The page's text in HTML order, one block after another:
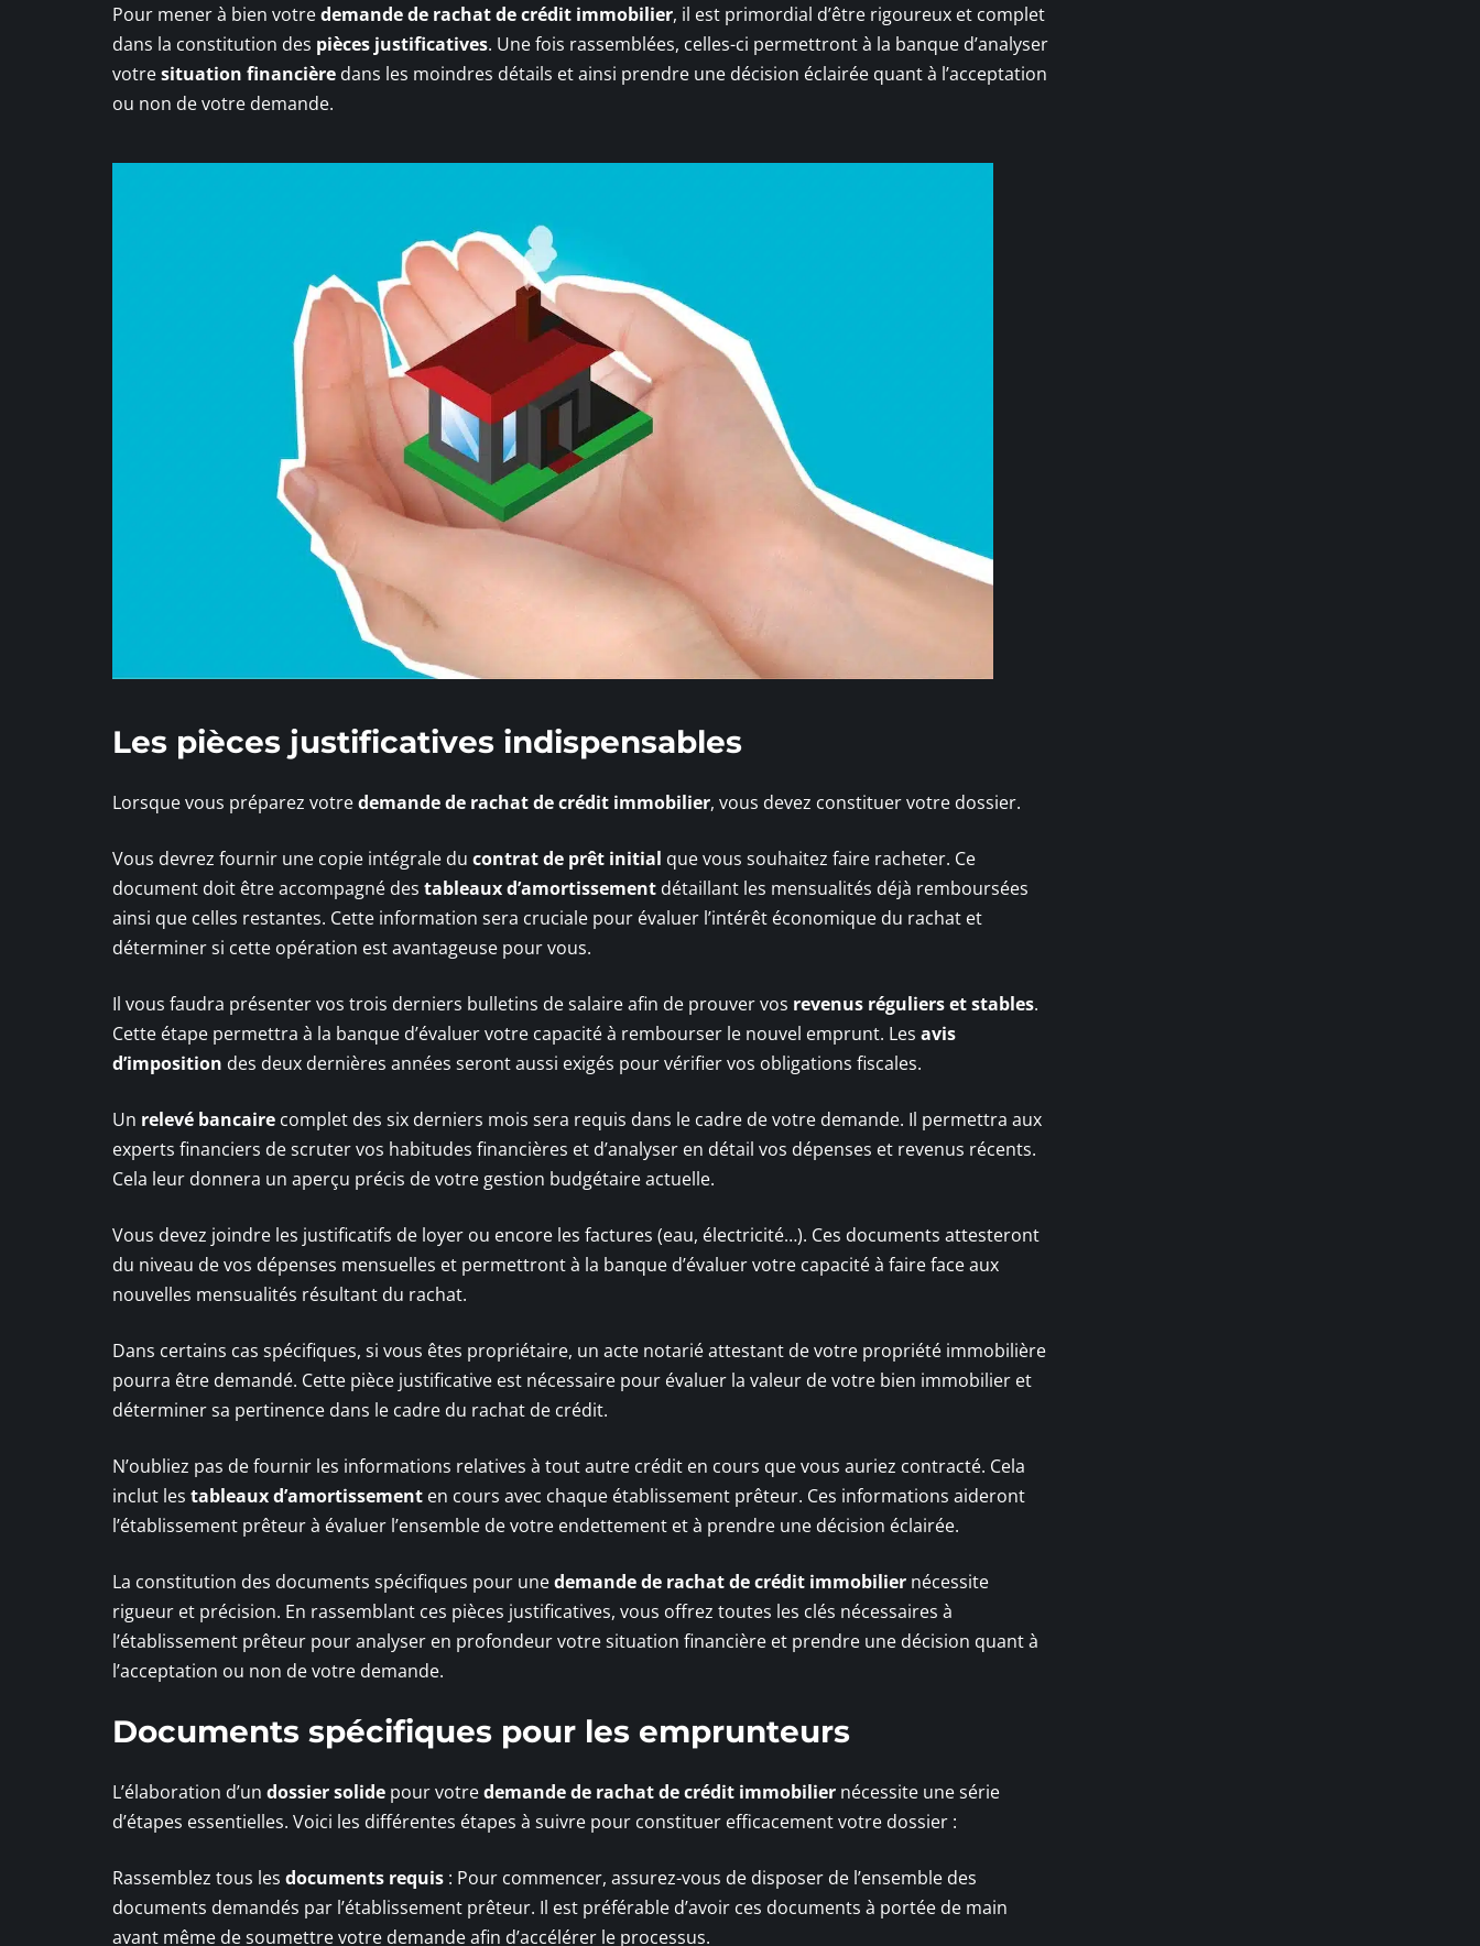
Pour mener à bien votredemande de rachat de crédit immobilier, il est primordial d’être rigoureux et complet
dans la constitution des pièces justificatives. Une fois rassemblées, celles-ci permettront à la banque d’analyser
votresituation financière dans les moindres détails et ainsi prendre une décision éclairée quant à l’acceptation
ou non de votre demande.
Les pièces justificatives indispensables
Lorsque vous préparez votredemande de rachat de crédit immobilier, vous devez constituer votre dossier.
Vous devrez fournir une copie intégrale du contrat de prêt initial que vous souhaitez faire racheter. Ce
document doit être accompagné des tableaux d’amortissement détaillant les mensualités déjà remboursées
ainsi que celles restantes. Cette information sera cruciale pour évaluer l’intérêt économique du rachat et
déterminer si cette opération est avantageuse pour vous.
Il vous faudra présenter vos trois derniers bulletins de salaire afin de prouver vos revenus réguliers et stables.
Cette étape permettra à la banque d’évaluer votre capacité à rembourser le nouvel emprunt. Les avis
d’imposition des deux dernières années seront aussi exigés pour vérifier vos obligations fiscales.
Un relevé bancaire complet des six derniers mois sera requis dans le cadre de votre demande. Il permettra aux
experts financiers de scruter vos habitudes financières et d’analyser en détail vos dépenses et revenus récents.
Cela leur donnera un aperçu précis de votre gestion budgétaire actuelle.
Vous devez joindre les justificatifs de loyer ou encore les factures (eau, électricité…). Ces documents attesteront
du niveau de vos dépenses mensuelles et permettront à la banque d’évaluer votre capacité à faire face aux
nouvelles mensualités résultant du rachat.
Dans certains cas spécifiques, si vous êtes propriétaire, un acte notarié attestant de votre propriété immobilière
pourra être demandé. Cette pièce justificative est nécessaire pour évaluer la valeur de votre bien immobilier et
déterminer sa pertinence dans le cadre du rachat de crédit.
N’oubliez pas de fournir les informations relatives à tout autre crédit en cours que vous auriez contracté. Cela
inclut les tableaux d’amortissement en cours avec chaque établissement prêteur. Ces informations aideront
l’établissement prêteur à évaluer l’ensemble de votre endettement et à prendre une décision éclairée.
La constitution des documents spécifiques pour unedemande de rachat de crédit immobilier nécessite
rigueur et précision. En rassemblant ces pièces justificatives, vous offrez toutes les clés nécessaires à
l’établissement prêteur pour analyser en profondeur votre situation financière et prendre une décision quant à
l’acceptation ou non de votre demande.
Documents spécifiques pour les emprunteurs
L’élaboration d’un dossier solide pour votredemande de rachat de crédit immobilier nécessite une série
d’étapes essentielles. Voici les différentes étapes à suivre pour constituer efficacement votre dossier :
Rassemblez tous les documents requis : Pour commencer, assurez-vous de disposer de l’ensemble des
documents demandés par l’établissement prêteur. Il est préférable d’avoir ces documents à portée de main
avant même de soumettre votre demande afin d’accélérer le processus.